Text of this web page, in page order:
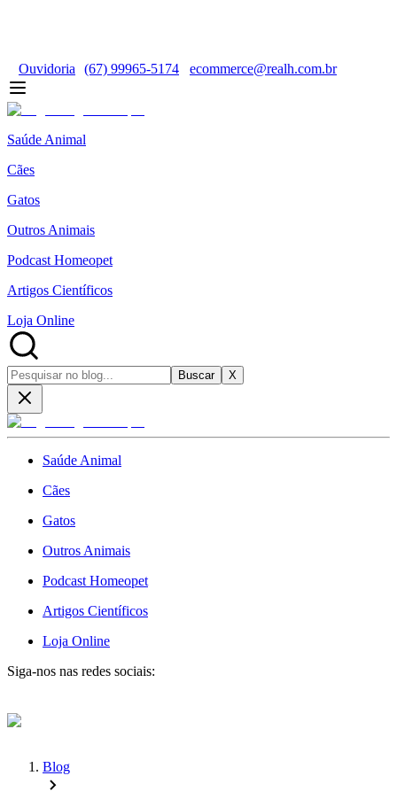
Ouvidoria (67) 99965-5174 ecommerce@realh.com.br
Saúde Animal
Cães
Gatos
Outros Animais
Podcast Homeopet
Artigos Científicos
Loja Online
Buscar X
Saúde Animal
Cães
Gatos
Outros Animais
Podcast Homeopet
Artigos Científicos
Loja Online
Siga-nos nas redes sociais:
Blog